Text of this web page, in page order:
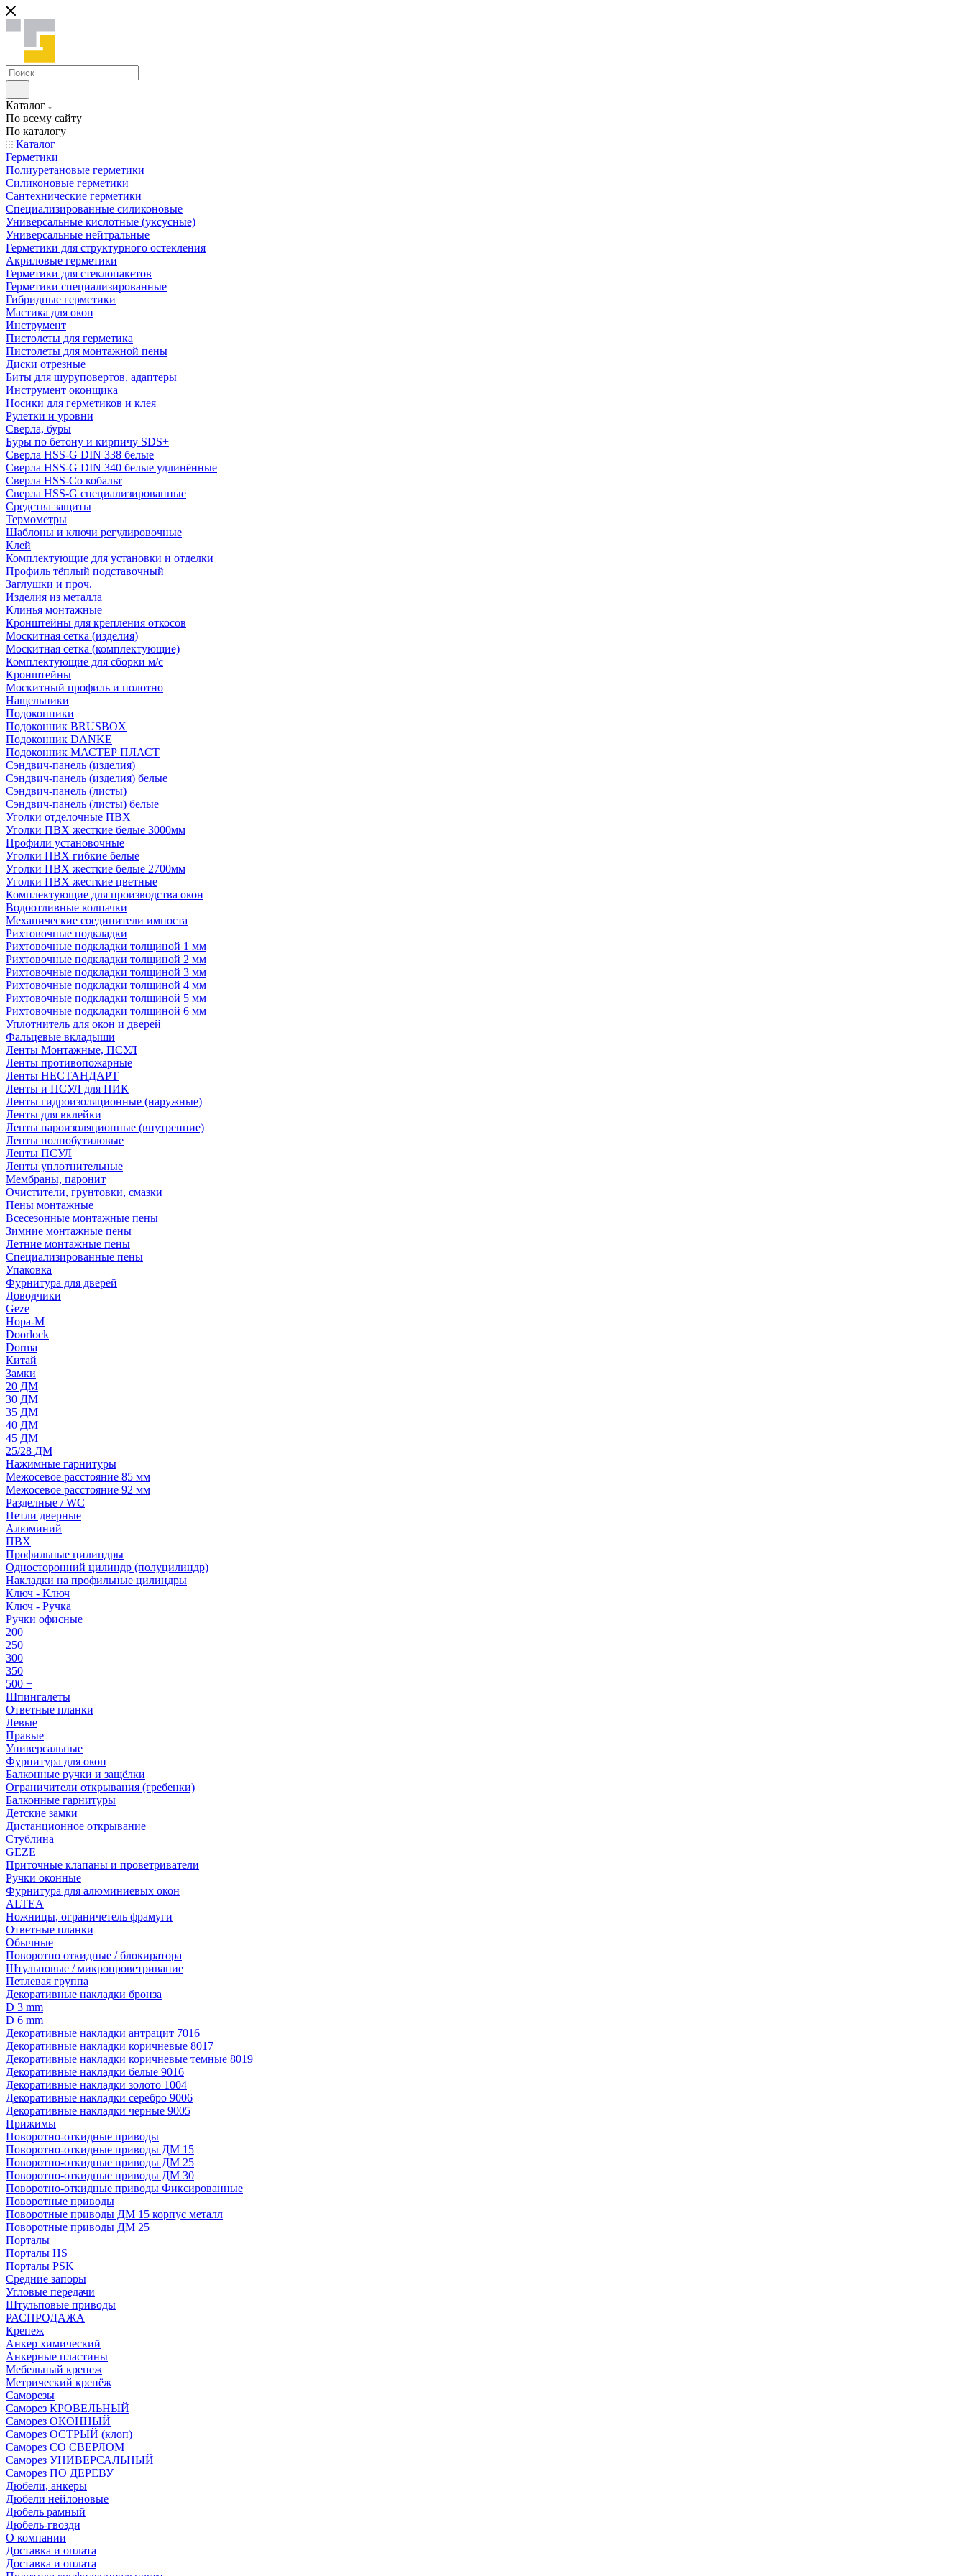
Каталог
По всему сайту
По каталогу
Каталог
Герметики
Полиуретановые герметики
Силиконовые герметики
Сантехнические герметики
Специализированные силиконовые
Универсальные кислотные (уксусные)
Универсальные нейтральные
Герметики для структурного остекления
Акриловые герметики
Герметики для стеклопакетов
Герметики специализированные
Гибридные герметики
Мастика для окон
Инструмент
Пистолеты для герметика
Пистолеты для монтажной пены
Диски отрезные
Биты для шуруповертов, адаптеры
Инструмент оконщика
Носики для герметиков и клея
Рулетки и уровни
Сверла, буры
Буры по бетону и кирпичу SDS+
Сверла HSS-G DIN 338 белые
Сверла HSS-G DIN 340 белые удлинённые
Сверла HSS-Co кобальт
Сверла HSS-G специализированные
Средства защиты
Термометры
Шаблоны и ключи регулировочные
Клей
Комплектующие для установки и отделки
Профиль тёплый подставочный
Заглушки и проч.
Изделия из металла
Клинья монтажные
Кронштейны для крепления откосов
Москитная сетка (изделия)
Москитная сетка (комплектующие)
Комплектующие для сборки м/с
Кронштейны
Москитный профиль и полотно
Нащельники
Подоконники
Подоконник BRUSBOX
Подоконник DANKE
Подоконник МАСТЕР ПЛАСТ
Сэндвич-панель (изделия)
Сэндвич-панель (изделия) белые
Сэндвич-панель (листы)
Сэндвич-панель (листы) белые
Уголки отделочные ПВХ
Уголки ПВХ жесткие белые 3000мм
Профили установочные
Уголки ПВХ гибкие белые
Уголки ПВХ жесткие белые 2700мм
Уголки ПВХ жесткие цветные
Комплектующие для производства окон
Водоотливные колпачки
Механические соединители импоста
Рихтовочные подкладки
Рихтовочные подкладки толщиной 1 мм
Рихтовочные подкладки толщиной 2 мм
Рихтовочные подкладки толщиной 3 мм
Рихтовочные подкладки толщиной 4 мм
Рихтовочные подкладки толщиной 5 мм
Рихтовочные подкладки толщиной 6 мм
Уплотнитель для окон и дверей
Фальцевые вкладыши
Ленты Монтажные, ПСУЛ
Ленты противопожарные
Ленты НЕСТАНДАРТ
Ленты и ПСУЛ для ПИК
Ленты гидроизоляционные (наружные)
Ленты для вклейки
Ленты пароизоляционные (внутренние)
Ленты полнобутиловые
Ленты ПСУЛ
Ленты уплотнительные
Мембраны, паронит
Очистители, грунтовки, смазки
Пены монтажные
Всесезонные монтажные пены
Зимние монтажные пены
Летние монтажные пены
Специализированные пены
Упаковка
Фурнитура для дверей
Доводчики
Geze
Нора-М
Doorlock
Dorma
Китай
Замки
20 ДМ
30 ДМ
35 ДМ
40 ДМ
45 ДМ
25/28 ДМ
Нажимные гарнитуры
Межосевое расстояние 85 мм
Межосевое расстояние 92 мм
Разделные / WC
Петли дверные
Алюминий
ПВХ
Профильные цилиндры
Односторонний цилиндр (полуцилиндр)
Накладки на профильные цилиндры
Ключ - Ключ
Ключ - Ручка
Ручки офисные
200
250
300
350
500 +
Шпингалеты
Ответные планки
Левые
Правые
Универсальные
Фурнитура для окон
Балконные ручки и защёлки
Ограничители открывания (гребенки)
Балконные гарнитуры
Детские замки
Дистанционное открывание
Стублина
GEZE
Приточные клапаны и проветриватели
Ручки оконные
Фурнитура для алюминиевых окон
ALTEA
Ножницы, ограничетель фрамуги
Ответные планки
Обычные
Поворотно откидные / блокиратора
Штульповые / микропроветривание
Петлевая группа
Декоративные накладки бронза
D 3 mm
D 6 mm
Декоративные накладки антрацит 7016
Декоративные накладки коричневые 8017
Декоративные накладки коричневые темные 8019
Декоративные накладки белые 9016
Декоративные накладки золото 1004
Декоративные накладки серебро 9006
Декоративные накладки черные 9005
Прижимы
Поворотно-откидные приводы
Поворотно-откидные приводы ДМ 15
Поворотно-откидные приводы ДМ 25
Поворотно-откидные приводы ДМ 30
Поворотно-откидные приводы Фиксированные
Поворотные приводы
Поворотные приводы ДМ 15 корпус металл
Поворотные приводы ДМ 25
Порталы
Порталы HS
Порталы PSK
Средние запоры
Угловые передачи
Штульповые приводы
РАСПРОДАЖА
Крепеж
Анкер химический
Анкерные пластины
Мебельный крепеж
Метрический крепёж
Саморезы
Саморез КРОВЕЛЬНЫЙ
Саморез ОКОННЫЙ
Саморез ОСТРЫЙ (клоп)
Саморез СО СВЕРЛОМ
Саморез УНИВЕРСАЛЬНЫЙ
Саморез ПО ДЕРЕВУ
Дюбели, анкеры
Дюбели нейлоновые
Дюбель рамный
Дюбель-гвозди
О компании
Доставка и оплата
Доставка и оплата